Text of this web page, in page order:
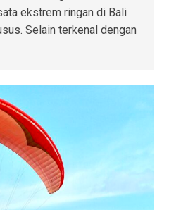
ekstrem ringan di Bali
Selain terkenal dengan